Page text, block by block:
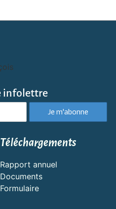
infolettre
Téléchargements
Rapport annuel
Documents
Formulaire